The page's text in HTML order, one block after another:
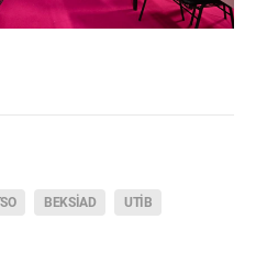
BEKSİAD UTİB